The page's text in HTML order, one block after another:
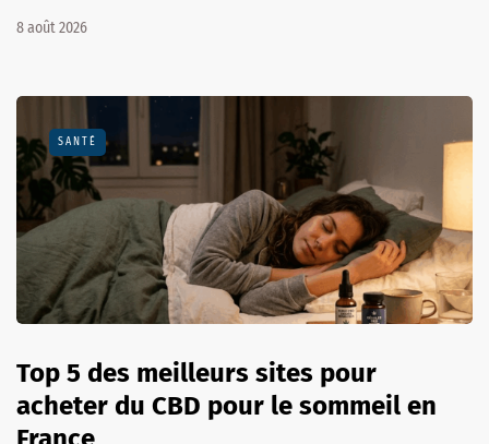
8 août 2026
SANTÉ
Top 5 des meilleurs sites pour
acheter du CBD pour le sommeil en